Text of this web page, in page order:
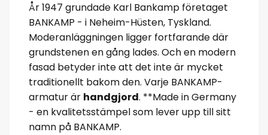
År 1947 grundade Karl Bankamp företaget
BANKAMP - i Neheim-Hüsten, Tyskland.
Moderanläggningen ligger fortfarande där
grundstenen en gång lades. Och en modern
fasad betyder inte att det inte är mycket
traditionellt bakom den. Varje BANKAMP-
armatur är handgjord. **Made in Germany
- en kvalitetsstämpel som lever upp till sitt
namn på BANKAMP.